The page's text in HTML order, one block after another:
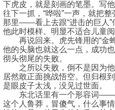
下虎皮，就是刻画的笔墨。写
往下一抓，“哗啦”一声，就把
那里——看上去跟“进击的巨人”
他此时模样。明显不适合儿童阅
再说回来。虎先锋用的“金蝉
他的头脑也就这么一点，成功
彻头彻尾的失败。
之所以失败，倒不是因为
居然敢正面挑战悟空。但归根
是眼皮子太浅，没见过世面。
东北话里有一个形容词——
这个人鲁莽，冒傻气，什么事